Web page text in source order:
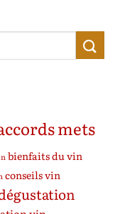
mets
bienfaits du vin
conseils vin